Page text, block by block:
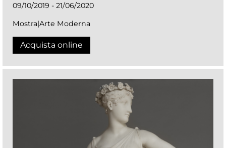
09/10/2019 - 21/06/2020
Mostra|Arte Moderna
Acquista online